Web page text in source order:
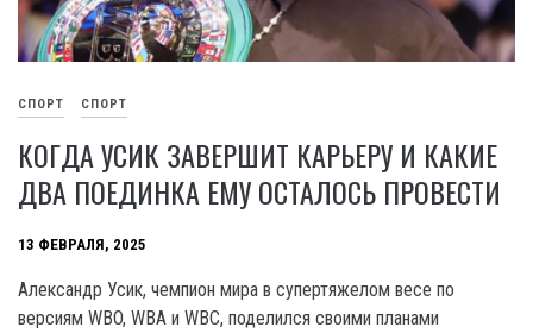
СПОРТ СПОРТ
КОГДА УСИК ЗАВЕРШИТ КАРЬЕРУ И КАКИЕ
ДВА ПОЕДИНКА ЕМУ ОСТАЛОСЬ ПРОВЕСТИ
13 ФЕВРАЛЯ, 2025
Александр Усик, чемпион мира в супертяжелом весе по
версиям WBO, WBA и WBC, поделился своими планами